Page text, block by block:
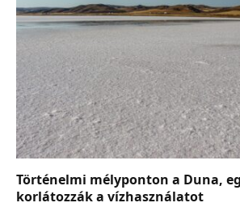
Történelmi mélyponton a Duna,
korlátozzák a vízhasználatot